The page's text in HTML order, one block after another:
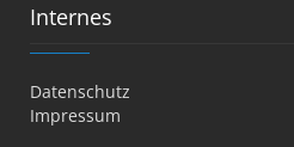
Internes
Datenschutz
Impressum